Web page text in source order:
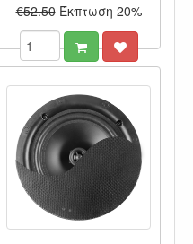
€52.50 Έκπτωση 20%